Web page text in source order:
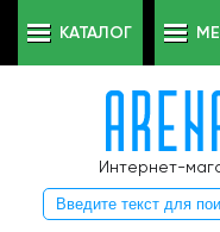
Интернет-
КАТАЛОГ